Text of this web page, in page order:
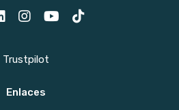
Trustpilot
Enlaces